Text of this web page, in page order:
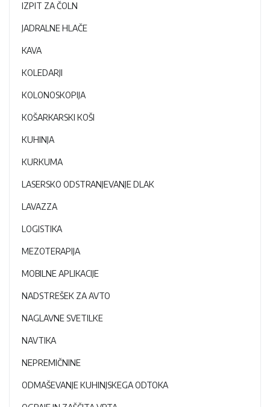
IZPIT ZA ČOLN
JADRALNE HLAČE
KAVA
KOLEDARJI
KOLONOSKOPIJA
KOŠARKARSKI KOŠI
KUHINJA
KURKUMA
LASERSKO ODSTRANJEVANJE DLAK
LAVAZZA
LOGISTIKA
MEZOTERAPIJA
MOBILNE APLIKACIJE
NADSTREŠEK ZA AVTO
NAGLAVNE SVETILKE
NAVTIKA
NEPREMIČNINE
ODMAŠEVANJE KUHINJSKEGA ODTOKA